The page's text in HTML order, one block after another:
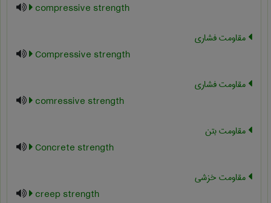
compressive strength
مقاومت فشاری
Compressive strength
مقاومت فشاری
comressive strength
مقاومت بتن
Concrete strength
مقاومت خزشی
creep strength